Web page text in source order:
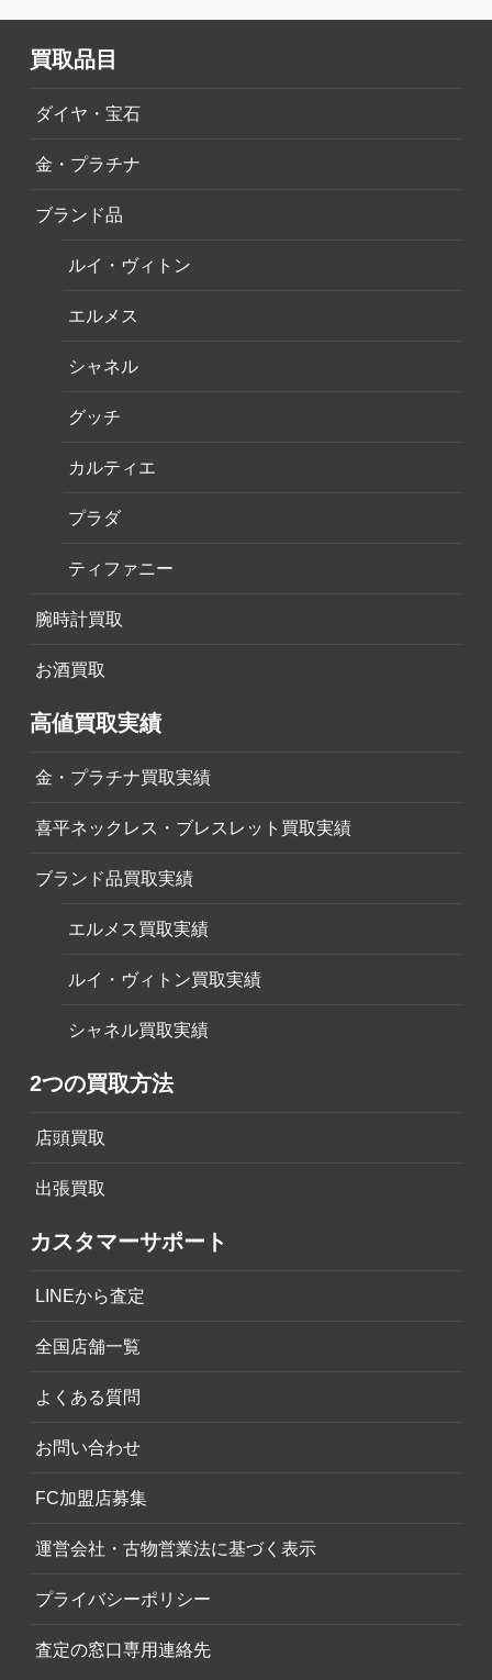
買取品目
ダイヤ・宝石
金・プラチナ
ブランド品
ルイ・ヴィトン
エルメス
シャネル
グッチ
カルティエ
プラダ
ティファニー
腕時計買取
お酒買取
高値買取実績
金・プラチナ買取実績
喜平ネックレス・ブレスレット買取実績
ブランド品買取実績
エルメス買取実績
ルイ・ヴィトン買取実績
シャネル買取実績
2つの買取方法
店頭買取
出張買取
カスタマーサポート
LINEから査定
全国店舗一覧
よくある質問
お問い合わせ
FC加盟店募集
運営会社・古物営業法に基づく表示
プライバシーポリシー
査定の窓口専用連絡先